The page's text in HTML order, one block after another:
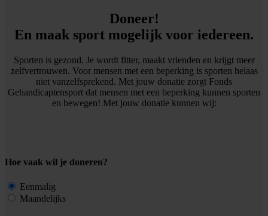
Doneer!
En maak sport mogelijk voor iedereen.
Sporten is gezond. Je wordt fitter, maakt vrienden en krijgt meer
zelfvertrouwen. Voor mensen met een beperking is sporten helaas
niet vanzelfsprekend. Met jouw donatie zorgt Fonds
Gehandicaptensport dat mensen met een beperking kunnen sporten
en bewegen! Met jouw donatie kunnen wij:
Hoe vaak wil je doneren?
Eenmalig
Maandelijks